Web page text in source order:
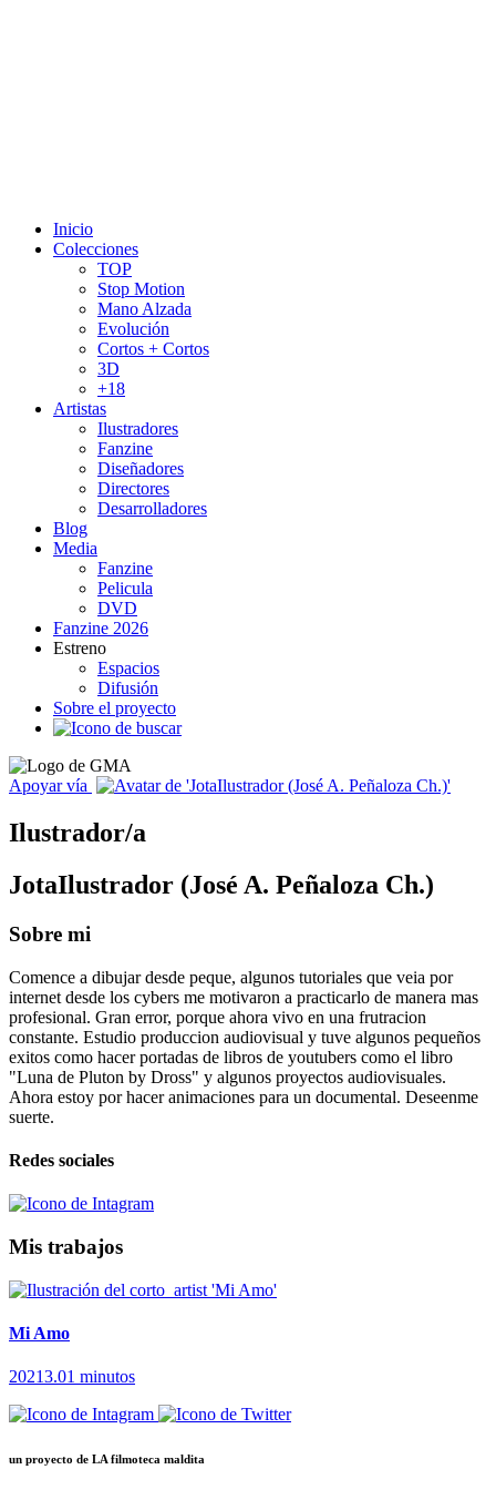
Inicio
Colecciones
TOP
Stop Motion
Mano Alzada
Evolución
Cortos + Cortos
3D
+18
Artistas
Ilustradores
Fanzine
Diseñadores
Directores
Desarrolladores
Blog
Media
Fanzine
Pelicula
DVD
Fanzine 2026
Estreno
Espacios
Difusión
Sobre el proyecto
Apoyar vía
Ilustrador/a
JotaIlustrador (José A. Peñaloza Ch.)
Sobre mi
Comence a dibujar desde peque, algunos tutoriales que veia por
internet desde los cybers me motivaron a practicarlo de manera mas
profesional. Gran error, porque ahora vivo en una frutracion
constante. Estudio produccion audiovisual y tuve algunos pequeños
exitos como hacer portadas de libros de youtubers como el libro
"Luna de Pluton by Dross" y algunos proyectos audiovisuales.
Ahora estoy por hacer animaciones para un documental. Deseenme
suerte.
Redes sociales
Mis trabajos
Mi Amo
20213.01 minutos
un proyecto de LA filmoteca maldita